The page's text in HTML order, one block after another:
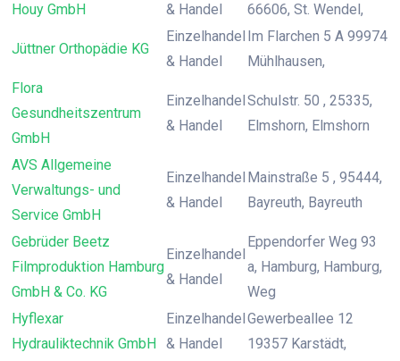
Houy GmbH
& Handel
66606, St. Wendel,
Jüttner Orthopädie KG
Einzelhandel
& Handel
Im Flarchen 5 A 99974
Mühlhausen,
Flora
Gesundheitszentrum
GmbH
Einzelhandel
& Handel
Schulstr. 50 , 25335,
Elmshorn, Elmshorn
AVS Allgemeine
Verwaltungs- und
Service GmbH
Einzelhandel
& Handel
Mainstraße 5 , 95444,
Bayreuth, Bayreuth
Gebrüder Beetz
Filmproduktion Hamburg
GmbH & Co. KG
Einzelhandel
& Handel
Eppendorfer Weg 93
a, Hamburg, Hamburg,
Weg
Hyflexar
Hydrauliktechnik GmbH
Einzelhandel
& Handel
Gewerbeallee 12
19357 Karstädt,